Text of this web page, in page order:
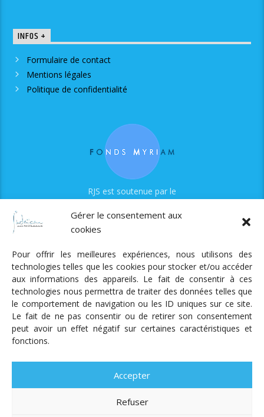
Gérer le consentement aux
cookies
Pour offrir les meilleures expériences, nous utilisons des
technologies telles que les cookies pour stocker et/ou accéder
aux informations des appareils. Le fait de consentir à ces
technologies nous permettra de traiter des données telles que
le comportement de navigation ou les ID uniques sur ce site.
Le fait de ne pas consentir ou de retirer son consentement
peut avoir un effet négatif sur certaines caractéristiques et
fonctions.
Accepter
Refuser
INFOS +
Formulaire de contact
Mentions légales
Politique de confidentialité
RJS est soutenue par le
Radio Judaica Strasbourg
Tous droits réservés
RADIO JUDAÏCA
ÉMISSIONS ET GRILLE DES PROGRAMMES
PODCASTS
UN DON
ADHÉRER MENTIONS LÉGALES
RÉAL.